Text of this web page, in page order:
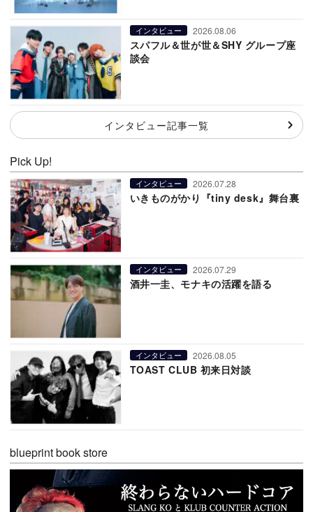
インタビュー 2026.08.06
スパフル＆世が世＆SHY グループ座
談会
インタビュー記事一覧
Pick Up!
インタビュー 2026.07.28
いきものがかり『tiny desk』舞台裏
インタビュー 2026.07.29
酒井一圭、モナキの活躍を語る
インタビュー 2026.08.05
TOAST CLUB 初来日対談
blueprint book store